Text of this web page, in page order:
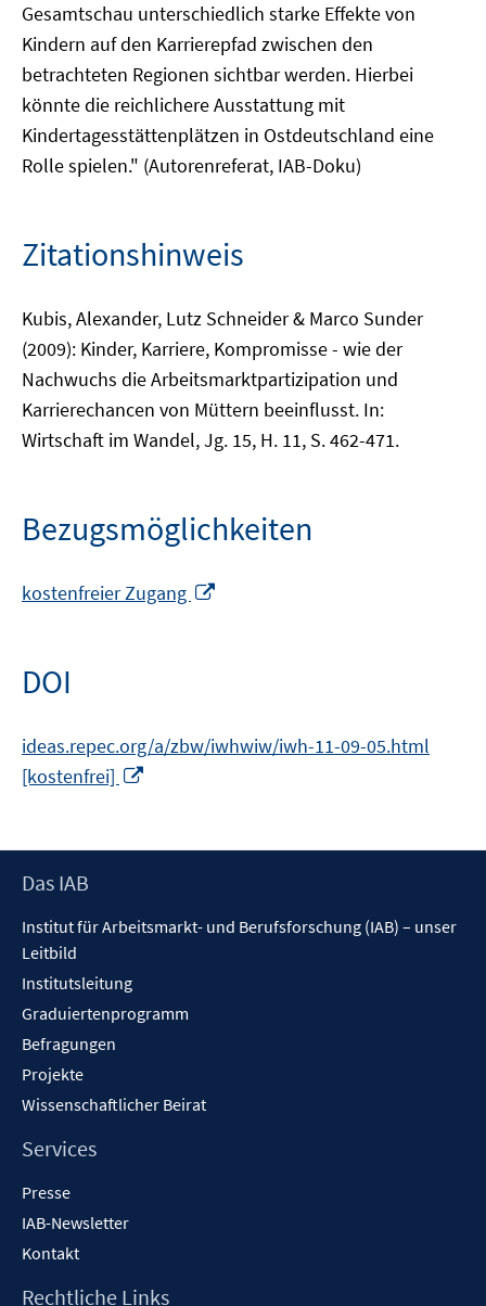
Gesamtschau unterschiedlich starke Effekte von
Kindern auf den Karrierepfad zwischen den
betrachteten Regionen sichtbar werden. Hierbei
könnte die reichlichere Ausstattung mit
Kindertagesstättenplätzen in Ostdeutschland eine
Rolle spielen." (Autorenreferat, IAB-Doku)
Zitationshinweis
Kubis, Alexander, Lutz Schneider & Marco Sunder
(2009): Kinder, Karriere, Kompromisse - wie der
Nachwuchs die Arbeitsmarktpartizipation und
Karrierechancen von Müttern beeinflusst. In:
Wirtschaft im Wandel, Jg. 15, H. 11, S. 462-471.
Bezugsmöglichkeiten
kostenfreier Zugang
DOI
ideas.repec.org/a/zbw/iwhwiw/iwh-11-09-05.html
[kostenfrei]
öffnen
Footer
Das IAB
Institut für Arbeitsmarkt- und Berufsforschung (IAB) – unser
Leitbild
Institutsleitung
Graduiertenprogramm
Befragungen
Projekte
Wissenschaftlicher Beirat
Services
Presse
IAB-Newsletter
Kontakt
Rechtliche Links